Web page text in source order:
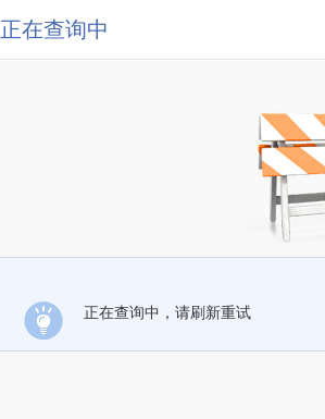
正在查询中
正在查询中，请刷新重试